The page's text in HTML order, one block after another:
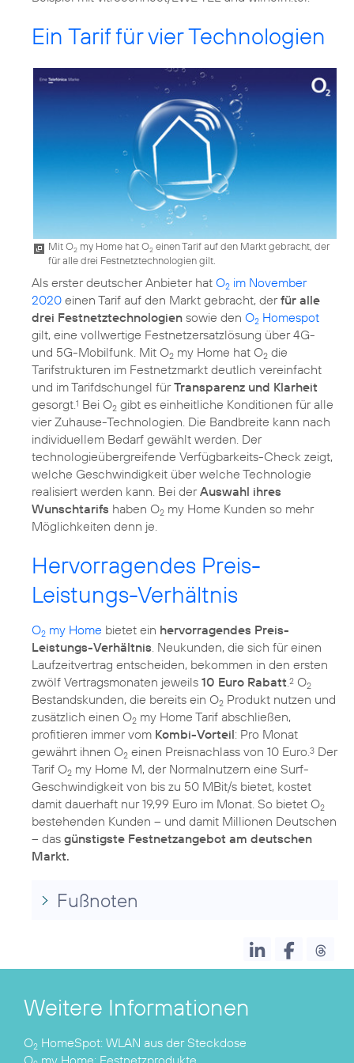
Ein Tarif für vier Technologien
Mit O2 my Home hat O2 einen Tarif auf den Markt gebracht, der
für alle drei Festnetztechnologien gilt.
Als erster deutscher Anbieter hat O2 im November
2020 einen Tarif auf den Markt gebracht, derfür alle
drei Festnetztechnologien sowie den O2 Homespot
gilt, eine vollwertige Festnetzersatzlösung über 4G-
und 5G-Mobilfunk. Mit O2 my Home hat O2 die
Tarifstrukturen im Festnetzmarkt deutlich vereinfacht
und im Tarifdschungel fürTransparenz und Klarheit
gesorgt.1 Bei O2 gibt es einheitliche Konditionen für alle
vier Zuhause-Technologien. Die Bandbreite kann nach
individuellem Bedarf gewählt werden. Der
technologieübergreifende Verfügbarkeits-Check zeigt,
welche Geschwindigkeit über welche Technologie
realisiert werden kann. Bei derAuswahl ihres
Wunschtarifs haben O2 my Home Kunden so mehr
Möglichkeiten denn je.
Hervorragendes Preis-
Leistungs-Verhältnis
O2 my Home bietet ein hervorragendes Preis-
Leistungs-Verhältnis. Neukunden, die sich für einen
Laufzeitvertrag entscheiden, bekommen in den ersten
zwölf Vertragsmonaten jeweils 10 Euro Rabatt.2 O2
Bestandskunden, die bereits ein O2 Produkt nutzen und
zusätzlich einen O2 my Home Tarif abschließen,
profitieren immer vom Kombi-Vorteil: Pro Monat
gewährt ihnen O2 einen Preisnachlass von 10 Euro.3 Der
Tarif O2 my Home M, der Normalnutzern eine Surf-
Geschwindigkeit von bis zu 50 MBit/s bietet, kostet
damit dauerhaft nur 19,99 Euro im Monat. So bietet O2
bestehenden Kunden – und damit Millionen Deutschen
– das günstigste Festnetzangebot am deutschen
Markt.
Fußnoten
Weitere Informationen
O2 HomeSpot: